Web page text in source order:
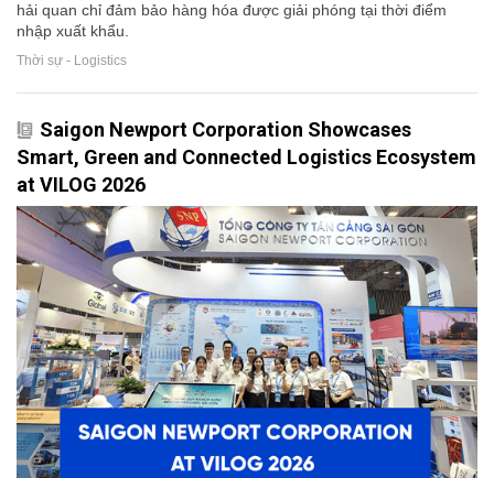
hải quan chỉ đảm bảo hàng hóa được giải phóng tại thời điểm
nhập xuất khẩu.
Thời sự - Logistics
Saigon Newport Corporation Showcases
Smart, Green and Connected Logistics Ecosystem
at VILOG 2026